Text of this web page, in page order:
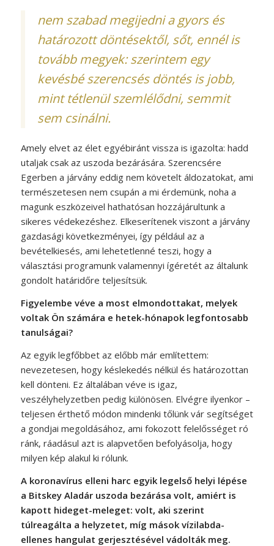
nem szabad megijedni a gyors és
határozott döntésektől, sőt, ennél is
tovább megyek: szerintem egy
kevésbé szerencsés döntés is jobb,
mint tétlenül szemlélődni, semmit
sem csinálni.
Amely elvet az élet egyébiránt vissza is igazolta: hadd
utaljak csak az uszoda bezárására. Szerencsére
Egerben a járvány eddig nem követelt áldozatokat, ami
természetesen nem csupán a mi érdemünk, noha a
magunk eszközeivel hathatósan hozzájárultunk a
sikeres védekezéshez. Elkeserítenek viszont a járvány
gazdasági következményei, így például az a
bevételkiesés, ami lehetetlenné teszi, hogy a
választási programunk valamennyi ígéretét az általunk
gondolt határidőre teljesítsük.
Figyelembe véve a most elmondottakat, melyek
voltak Ön számára e hetek-hónapok legfontosabb
tanulságai?
Az egyik legfőbbet az előbb már említettem:
nevezetesen, hogy késlekedés nélkül és határozottan
kell dönteni. Ez általában véve is igaz,
veszélyhelyzetben pedig különösen. Elvégre ilyenkor –
teljesen érthető módon mindenki tőlünk vár segítséget
a gondjai megoldásához, ami fokozott felelősséget ró
ránk, ráadásul azt is alapvetően befolyásolja, hogy
milyen kép alakul ki rólunk.
A koronavírus elleni harc egyik legelső helyi lépése
a Bitskey Aladár uszoda bezárása volt, amiért is
kapott hideget-meleget: volt, aki szerint
túlreagálta a helyzetet, míg mások vízilabda-
ellenes hangulat gerjesztésével vádolták meg.